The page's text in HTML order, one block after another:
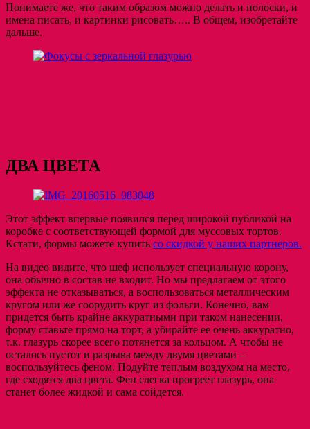
Понимаете же, что таким образом можно делать и полоски, и
имена писать, и картинки рисовать….. В общем, изобретайте
дальше.
ДВА ЦВЕТА
Этот эффект впервые появился перед широкой публикой на
коробке с соответствующей формой для муссовых тортов.
Кстати, формы можете купить со скидкой у наших партнеров.
На видео видите, что шеф использует специальную корону,
она обычно в состав не входит. Но мы предлагаем от этого
эффекта не отказываться, а воспользоваться металлическим
кругом или же соорудить круг из фольги. Конечно, вам
придется быть крайне аккуратными при таком нанесении,
форму ставьте прямо на торт, а убирайте ее очень аккуратно,
т.к. глазурь скорее всего потянется за кольцом. А чтобы не
осталось пустот и разрыва между двумя цветами –
воспользуйтесь феном. Подуйте теплым воздухом на место,
где сходятся два цвета. Фен слегка прогреет глазурь, она
станет более жидкой и сама сойдется.